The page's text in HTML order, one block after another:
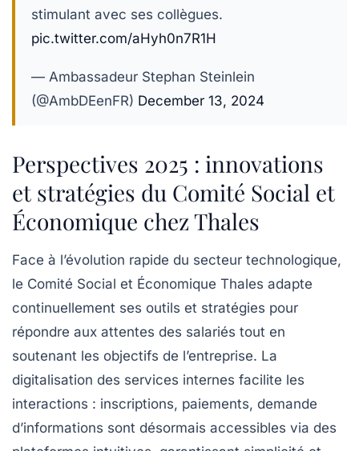
stimulant avec ses collègues.
pic.twitter.com/aHyh0n7R1H
— Ambassadeur Stephan Steinlein
(@AmbDEenFR) December 13, 2024
Perspectives 2025 : innovations
et stratégies du Comité Social et
Économique chez Thales
Face à l’évolution rapide du secteur technologique,
le Comité Social et Économique Thales adapte
continuellement ses outils et stratégies pour
répondre aux attentes des salariés tout en
soutenant les objectifs de l’entreprise. La
digitalisation des services internes facilite les
interactions : inscriptions, paiements, demande
d’informations sont désormais accessibles via des